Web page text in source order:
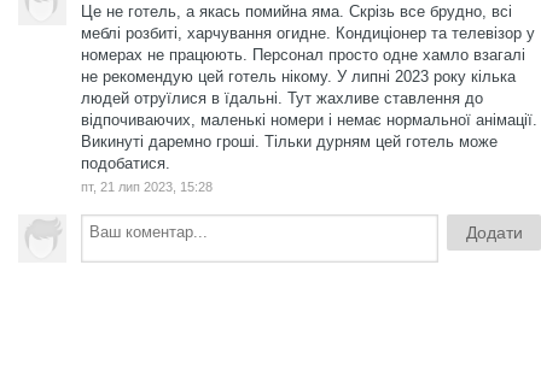
Це не готель, а якась помийна яма. Скрізь все брудно, всі
меблі розбиті, харчування огидне. Кондиціонер та телевізор у
номерах не працюють. Персонал просто одне хамло взагалі
не рекомендую цей готель нікому. У липні 2023 року кілька
людей отруїлися в їдальні. Тут жахливе ставлення до
відпочиваючих, маленькі номери і немає нормальної анімації.
Викинуті даремно гроші. Тільки дурням цей готель може
подобатися.
пт, 21 лип 2023, 15:28